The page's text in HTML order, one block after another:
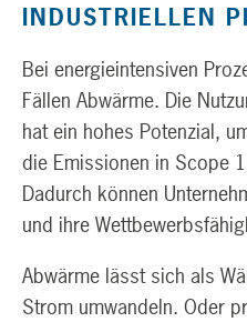
INDUSTRIELLEN
Bei energieintensiven
Fällen Abwärme. Die
hat ein hohes Potenzial,
die Emissionen in Scope
Dadurch können
und ihre
Abwärme lässt sich als
Strom umwandeln. Oder